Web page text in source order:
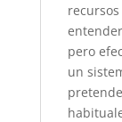
pero
un